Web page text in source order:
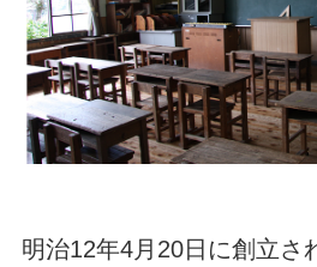
明治12年4月20日に創立さ